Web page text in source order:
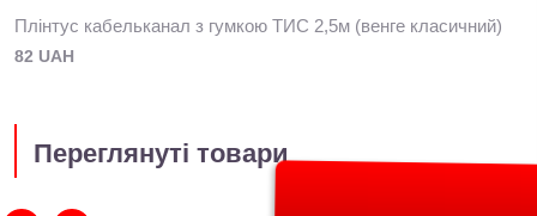
Плінтус кабельканал з гумкою ТИС 2,5м (венге класичний)
82 UAH
Переглянуті товари